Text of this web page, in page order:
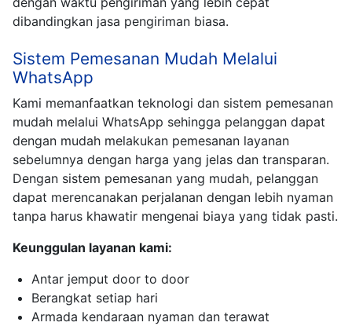
dibandingkan jasa pengiriman biasa.
Sistem Pemesanan Mudah Melalui
WhatsApp
Kami memanfaatkan teknologi dan sistem pemesanan
mudah melalui WhatsApp sehingga pelanggan dapat
dengan mudah melakukan pemesanan layanan
sebelumnya dengan harga yang jelas dan transparan.
Dengan sistem pemesanan yang mudah, pelanggan
dapat merencanakan perjalanan dengan lebih nyaman
tanpa harus khawatir mengenai biaya yang tidak pasti.
Keunggulan layanan kami:
Antar jemput door to door
Berangkat setiap hari
Armada kendaraan nyaman dan terawat